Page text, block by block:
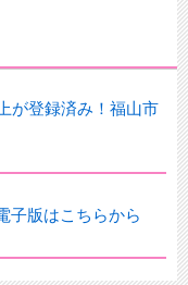
が登録済み！福山市
子版はこちらから